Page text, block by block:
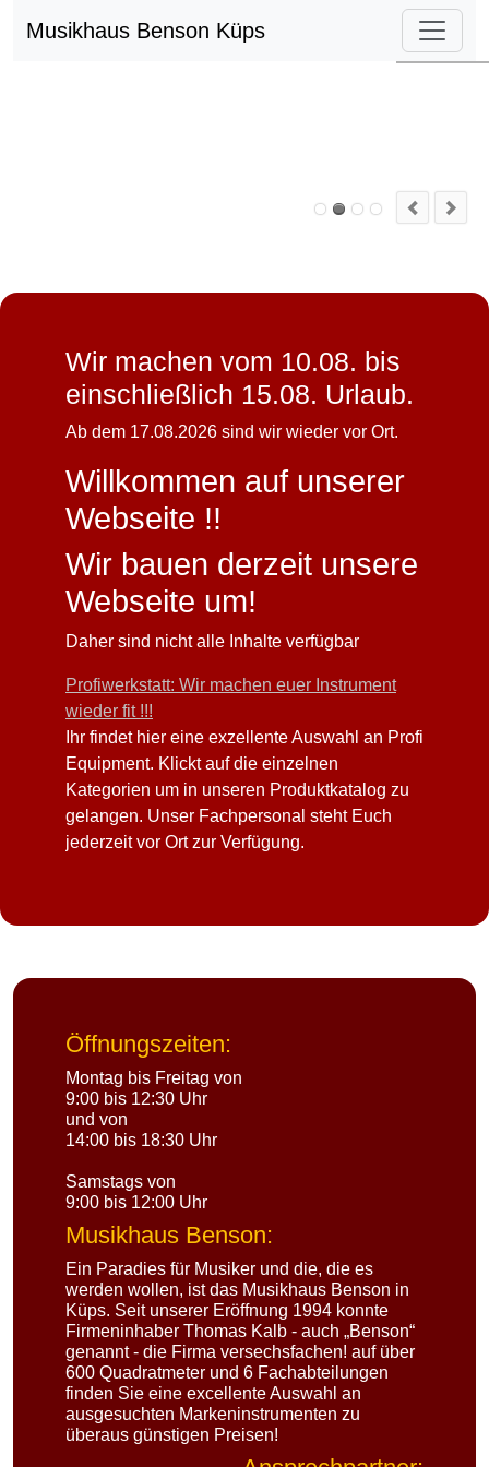
Musikhaus Benson Küps
Wir machen vom 10.08. bis
einschließlich 15.08. Urlaub.
Ab dem 17.08.2026 sind wir wieder vor Ort.
Willkommen auf unserer
Webseite !!
Wir bauen derzeit unsere
Webseite um!
Daher sind nicht alle Inhalte verfügbar
Profiwerkstatt: Wir machen euer Instrument
wieder fit !!!
Ihr findet hier eine exzellente Auswahl an Profi
Equipment. Klickt auf die einzelnen
Kategorien um in unseren Produktkatalog zu
gelangen. Unser Fachpersonal steht Euch
jederzeit vor Ort zur Verfügung.
Öffnungszeiten:
Montag bis Freitag von
9:00 bis 12:30 Uhr
und von
14:00 bis 18:30 Uhr
Samstags von
9:00 bis 12:00 Uhr
Musikhaus Benson:
Ein Paradies für Musiker und die, die es
werden wollen, ist das Musikhaus Benson in
Küps. Seit unserer Eröffnung 1994 konnte
Firmeninhaber Thomas Kalb - auch „Benson“
genannt - die Firma versechsfachen! auf über
600 Quadratmeter und 6 Fachabteilungen
finden Sie eine excellente Auswahl an
ausgesuchten Markeninstrumenten zu
überaus günstigen Preisen!